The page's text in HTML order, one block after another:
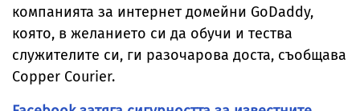
компанията за интернет домейни GoDaddy,
която, в желанието си да обучи и тества
служителите си, ги разочарова доста, съобщава
Copper Courier.